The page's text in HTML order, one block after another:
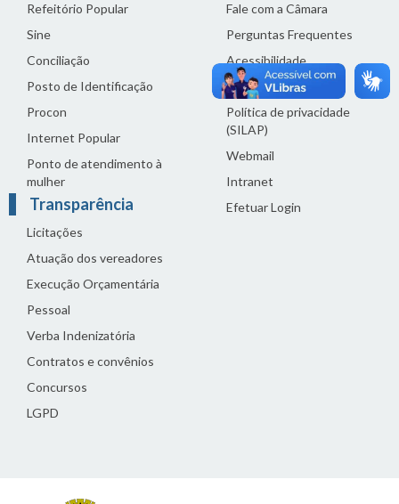
Refeitório Popular
Sine
Conciliação
Posto de Identificação
Procon
Internet Popular
Ponto de atendimento à
mulher
Transparência
Licitações
Atuação dos vereadores
Execução Orçamentária
Pessoal
Verba Indenizatória
Contratos e convênios
Concursos
LGPD
Fale com a Câmara
Perguntas Frequentes
Acessibilidade
Termos de uso
Política de privacidade
(SILAP)
Webmail
Intranet
Efetuar Login